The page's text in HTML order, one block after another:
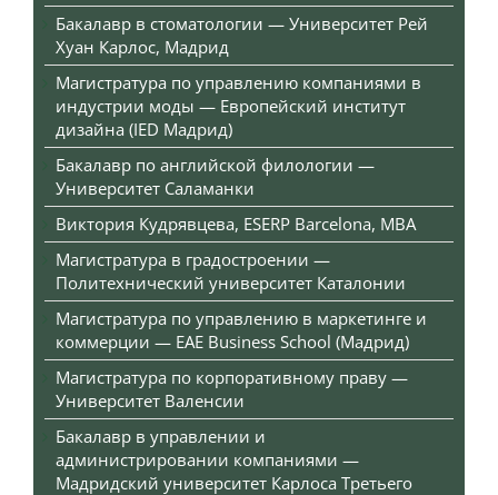
Бакалавр в стоматологии — Университет Рей
Хуан Карлос, Мадрид
Магистратура по управлению компаниями в
индустрии моды — Европейский институт
дизайна (IED Мадрид)
Бакалавр по английской филологии —
Университет Саламанки
Виктория Кудрявцева, ESERP Barcelona, MBA
Магистратура в градостроении —
Политехнический университет Каталонии
Магистратура по управлению в маркетинге и
коммерции — EAE Business School (Мадрид)
Магистратура по корпоративному праву —
Университет Валенсии
Бакалавр в управлении и
администрировании компаниями —
Мадридский университет Карлоса Третьего